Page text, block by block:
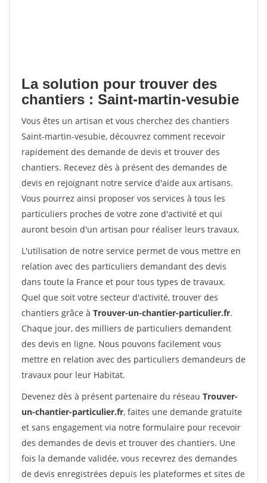
La solution pour trouver des
chantiers : Saint-martin-vesubie
Vous êtes un artisan et vous cherchez des chantiers
Saint-martin-vesubie, découvrez comment recevoir
rapidement des demande de devis et trouver des
chantiers. Recevez dès à présent des demandes de
devis en rejoignant notre service d'aide aux artisans.
Vous pourrez ainsi proposer vos services à tous les
particuliers proches de votre zone d'activité et qui
auront besoin d'un artisan pour réaliser leurs travaux.
L'utilisation de notre service permet de vous mettre en
relation avec des particuliers demandant des devis
dans toute la France et pour tous types de travaux.
Quel que soit votre secteur d'activité, trouver des
chantiers grâce à Trouver-un-chantier-particulier.fr.
Chaque jour, des milliers de particuliers demandent
des devis en ligne. Nous pouvons facilement vous
mettre en relation avec des particuliers demandeurs de
travaux pour leur Habitat.
Devenez dès à présent partenaire du réseau Trouver-
un-chantier-particulier.fr, faites une demande gratuite
et sans engagement via notre formulaire pour recevoir
des demandes de devis et trouver des chantiers. Une
fois la demande validée, vous recevrez des demandes
de devis enregistrées depuis les plateformes et sites de